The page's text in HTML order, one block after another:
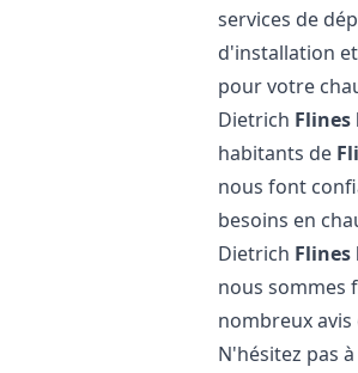
services de
d'installation
pour votre
Dietrich Flines
habitants de
nous font
besoins en
Dietrich Flines
nous sommes
nombreux
N'hésitez pas